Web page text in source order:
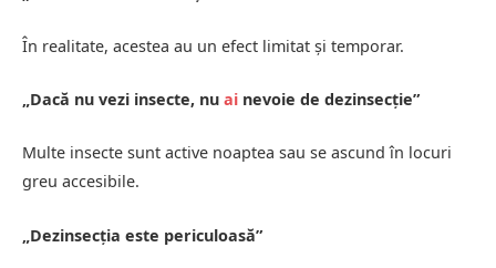
În realitate, acestea au un efect limitat și temporar.
„Dacă nu vezi insecte, nu ai nevoie de dezinsecție”
Multe insecte sunt active noaptea sau se ascund în locuri
greu accesibile.
„Dezinsecția este periculoasă”